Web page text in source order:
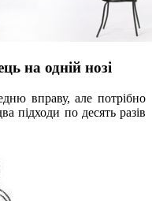
на одній нозі
вправу, але потрібно
підходи по десять разів